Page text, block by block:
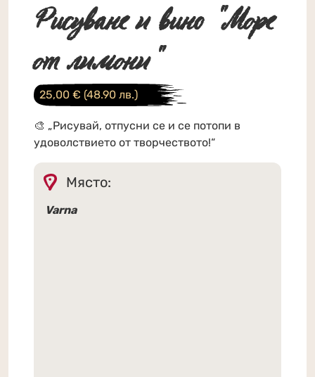
Рисуване и вино "Море
от лимони"
25,00 € (48.90 лв.)
🎨 „Рисувай, отпусни се и се потопи в
удоволствието от творчеството!“
Място:
Varna